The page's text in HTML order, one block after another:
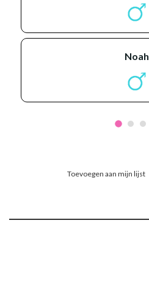
noah
Toevoegen aan mijn lijst